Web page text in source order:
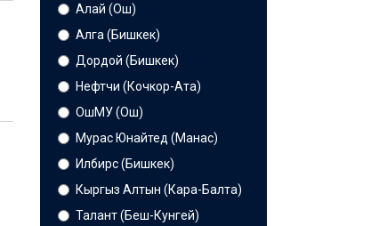
Алай (Ош)
Алга (Бишкек)
Дордой (Бишкек)
Нефтчи (Кочкор-Ата)
ОшМУ (Ош)
Мурас Юнайтед (Манас)
Илбирс (Бишкек)
Кыргыз Алтын (Кара-Балта)
Талант (Беш-Кунгей)